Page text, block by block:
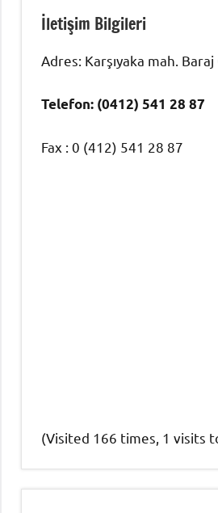
İletişim Bilgileri
Adres: Karşıyaka mah.
Telefon: (0412) 541 28 87
Fax : 0 (412) 541 28 87
(Visited 166 times, 1 visits